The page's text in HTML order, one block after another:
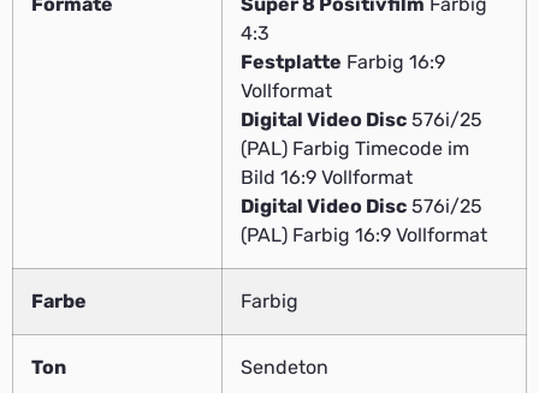
4:3
Festplatte Farbig 16:9
Vollformat
Digital Video Disc 576i/25
(PAL) Farbig Timecode im
Bild 16:9 Vollformat
Digital Video Disc 576i/25
(PAL) Farbig 16:9 Vollformat
Farbe Farbig
Ton Sendeton